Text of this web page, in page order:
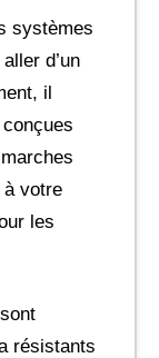
systèmes
d’un
il
à votre
les
résistants